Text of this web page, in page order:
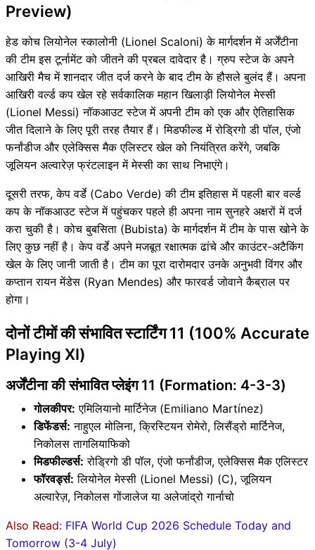
Preview)
हेड कोच लियोनेल स्कालोनी (Lionel Scaloni) के मार्गदर्शन में अर्जेंटीना
की टीम इस टूर्नामेंट को जीतने की प्रबल दावेदार है। ग्रुप स्टेज के अपने
आखिरी मैच में शानदार जीत दर्ज करने के बाद टीम के हौसले बुलंद हैं। अपना
आखिरी वर्ल्ड कप खेल रहे सर्वकालिक महान खिलाड़ी लियोनेल मेस्सी
(Lionel Messi) नॉकआउट स्टेज में अपनी टीम को एक और ऐतिहासिक
जीत दिलाने के लिए पूरी तरह तैयार हैं। मिडफील्ड में रोड्रिगो डी पॉल, एंजो
फर्नांडीज और एलेक्सिस मैक एलिस्टर खेल को नियंत्रित करेंगे, जबकि
जूलियन अल्वारेज़ फ्रंटलाइन में मेस्सी का साथ निभाएंगे।
दूसरी तरफ, केप वर्डे (Cabo Verde) की टीम इतिहास में पहली बार वर्ल्ड
कप के नॉकआउट स्टेज में पहुंचकर पहले ही अपना नाम सुनहरे अक्षरों में दर्ज
करा चुकी है। कोच बुबसिता (Bubista) के मार्गदर्शन में टीम के पास खोने के
लिए कुछ नहीं है। केप वर्डे अपने मजबूत रक्षात्मक ढांचे और काउंटर-अटैकिंग
खेल के लिए जानी जाती है। टीम का पूरा दारोमदार उनके अनुभवी विंगर और
कप्तान रायन मेंडेस (Ryan Mendes) और फारवर्ड जोवाने कैब्राल पर
होगा।
दोनों टीमों की संभावित स्टार्टिंग 11 (100% Accurate
Playing XI)
अर्जेंटीना की संभावित प्लेइंग 11 (Formation: 4-3-3)
गोलकीपर: एमिलियानो मार्टिनेज (Emiliano Martínez)
डिफेंडर्स: नाहुएल मोलिना, क्रिस्टियन रोमेरो, लिसैंड्रो मार्टिनेज,
निकोलस तागलियाफिको
मिडफील्डर्स: रोड्रिगो डी पॉल, एंजो फर्नांडीज, एलेक्सिस मैक एलिस्टर
फॉरवर्ड्स: लियोनेल मेस्सी (Lionel Messi) (C), जूलियन
अल्वारेज़, निकोलस गोंजालेज या अलेजांद्रो गार्नाचो
Also Read: FIFA World Cup 2026 Schedule Today and
Tomorrow (3-4 July)